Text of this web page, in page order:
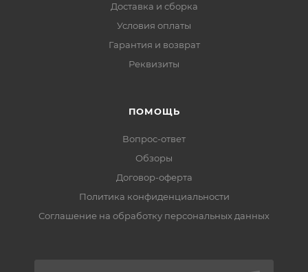
Доставка и сборка
Условия оплаты
Гарантия и возврат
Реквизиты
ПОМОЩЬ
Вопрос-ответ
Обзоры
Договор-оферта
Политика конфиденциальности
Соглашение на обработку персональных данных